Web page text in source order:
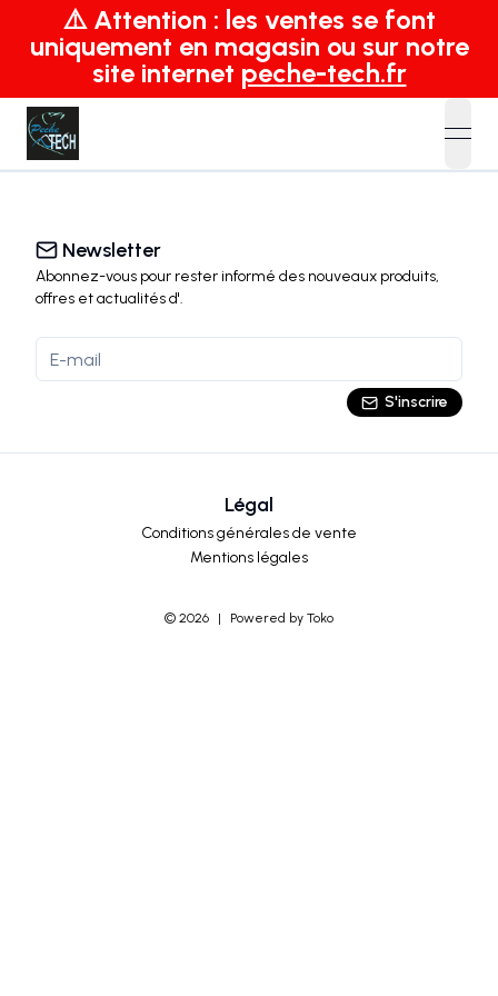
⚠️ Attention : les ventes se font
uniquement en magasin ou sur notre
site internet peche-tech.fr
Newsletter
Abonnez-vous pour rester informé des nouveaux produits,
offres et actualitésd'.
S'inscrire
Légal
Conditions générales de vente
Mentions légales
© 2026 | Powered by Toko